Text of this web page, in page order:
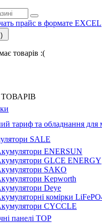
прайс в формате EXCEL
товарів :(
тариф та обладнання для
SALE
ENERSUN
GLCE ENERGY
SAKO
Kepworth
Deye
комірки
CYCCLE
панелі TOP